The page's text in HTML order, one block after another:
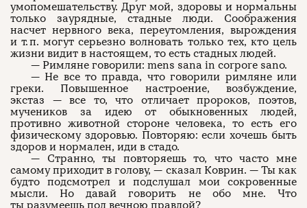
умопомешательству. Друг мой, здоровы и нормальны
только заурядные, стадные люди. Соображения
насчет нервного века, переутомления, вырождения
и т. п. могут серьезно волновать только тех, кто цель
жизни видит в настоящем, то есть стадных людей.
— Римляне говорили: mens sana in corpore sano.
— He все то правда, что говорили римляне или
греки. Повышенное настроение, возбуждение,
экстаз — все то, что отличает пророков, поэтов,
мучеников за идею от обыкновенных людей,
противно животной стороне человека, то есть его
физическому здоровью. Повторяю: если хочешь быть
здоров и нормален, иди в стадо.
— Странно, ты повторяешь то, что часто мне
самому приходит в голову, — сказал Коврин. — Ты как
будто подсмотрел и подслушал мои сокровенные
мысли. Но давай говорить не обо мне. Что
ты разумеешь под вечною правдой?